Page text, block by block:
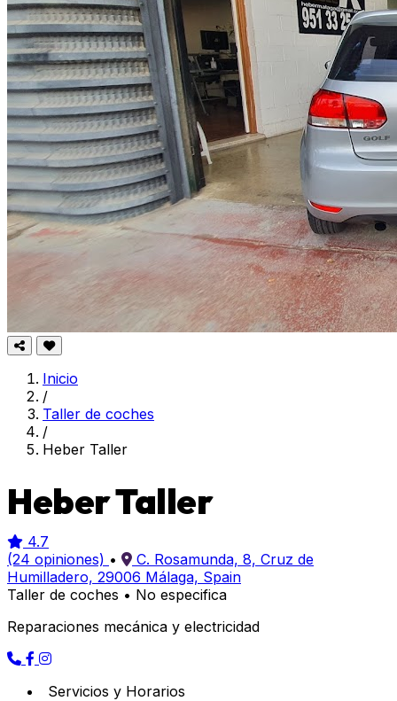
Inicio
/
Taller de coches
/
Heber Taller
Heber Taller
4.7
(24 opiniones) •
C. Rosamunda, 8, Cruz de
Humilladero, 29006 Málaga, Spain
Taller de coches • No especifica
Reparaciones mecánica y electricidad
Servicios y Horarios